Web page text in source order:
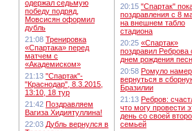
одержал седьмую
победу подряд,
Мовсисян оформил
дубль
21:08 Тренировка
«Спартака» перед
матчем с
«Академиском»
21:13 "Спартак"-
"Краснодар", 8.3.2015,
13:10, 18 тур
21:42 Поздравляем
Вагиза Хидиятуллина!
22:03 Дубль вернулся в
20:15 "Спартак"
поздравления с 8
на внешнем табло
стадиона
20:25 «Спартак»
поздравил Реброва
днем рождения
20:58 Ромуло
вернуться в
Бразилии
21:13 Ребров:
что могу провести
день со своей
семьей